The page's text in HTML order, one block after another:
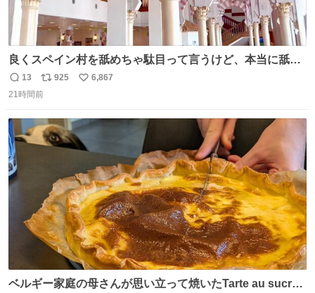
良くスペイン村を舐めちゃ駄目って言うけど、本当に舐め
ちゃ行けないのはスペィン村ホテル🏛🏨 だってロビーから
中庭抜けるだけでこの有様🤩 ディズニーホテル泊まってる
ニャは益々素晴らしい場所になってる
返
信
13
リ
ポ
ト
数
925
い
数
6,867
21時間前
ベルギー家庭の母さんが思い立って焼いたTarte au sucre